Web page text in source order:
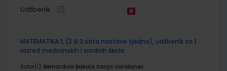
Udžbenik
MATEMATIKA 1; (2 ili 3 sata nastave tjedno), udžbenik za 1.
razred medicinskih i srodnih škola
Autor(i): Bernardica Bakula Sanja Varošanec